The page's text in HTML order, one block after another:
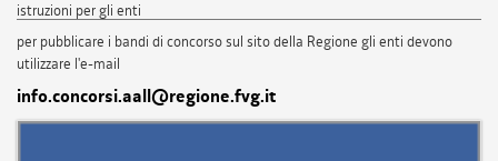
istruzioni per gli enti
per pubblicare i bandi di concorso sul sito della Regione gli enti devono
utilizzare l'e-mail
info.concorsi.aall@regione.fvg.it